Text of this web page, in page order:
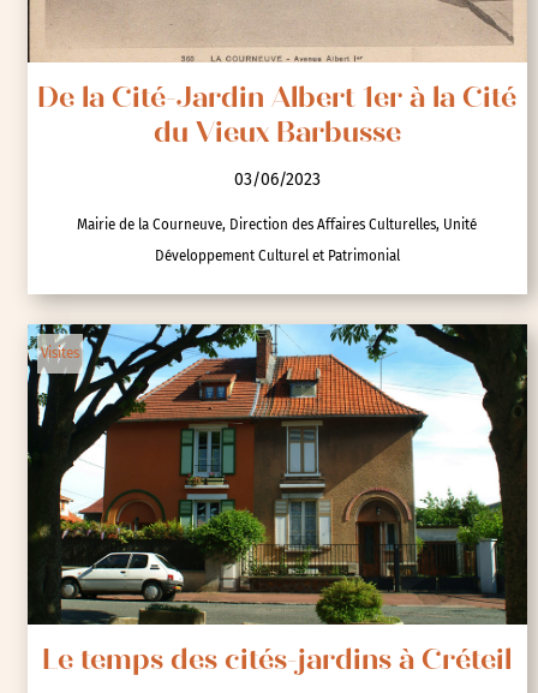
De la Cité-Jardin Albert 1er à la Cité
du Vieux Barbusse
03/06/2023
Mairie de la Courneuve, Direction des Affaires Culturelles, Unité
Développement Culturel et Patrimonial
Visites
Le temps des cités-jardins à Créteil